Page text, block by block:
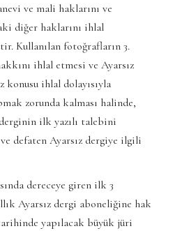
ve mali haklarını ve
diğer haklarını ihlal
Kullanılan fotoğrafların 3.
ihlal etmesi ve Ayarsız
ihlal dolayısıyla
zorunda kalması halinde,
ilk yazılı talebini
defaten Ayarsız dergiye ilgili
dereceye giren ilk 3
Ayarsız dergi aboneliğine hak
yapılacak büyük jüri